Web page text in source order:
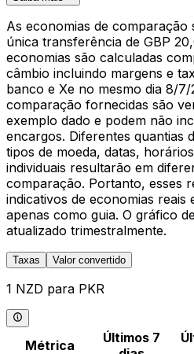
As economias de comparação
única transferência de GBP
economias são calculadas
câmbio incluindo margens e
banco e Xe no mesmo dia 8/
comparação fornecidas são
exemplo dado e podem não
encargos. Diferentes quantias
tipos de moeda, datas,
individuais resultarão em
comparação. Portanto, esses
indicativos de economias reais
apenas como guia. O gráfico
atualizado trimestralmente.
Taxas Valor convertido
1 NZD para PKR
Métrica
Últimos 7